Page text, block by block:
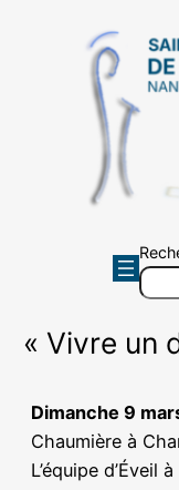
« Vivre un
Dimanche 9
Chaumière à
L’équipe